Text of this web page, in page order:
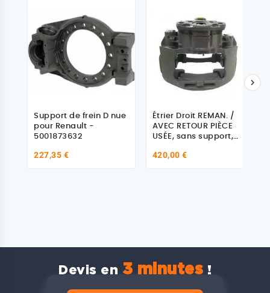
Support de frein D nue
pour Renault -
5001873632
227,35 €
Étrier Droit REMAN. /
AVEC RETOUR PIÈCE
USÉE, sans support,
420,00 €

Devis en 3 minutes !